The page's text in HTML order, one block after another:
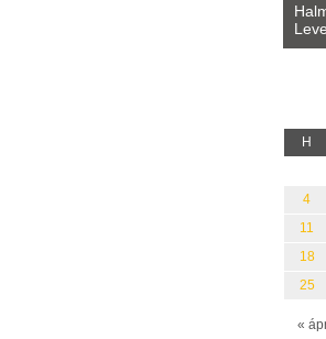
H
«
4
11
18
25